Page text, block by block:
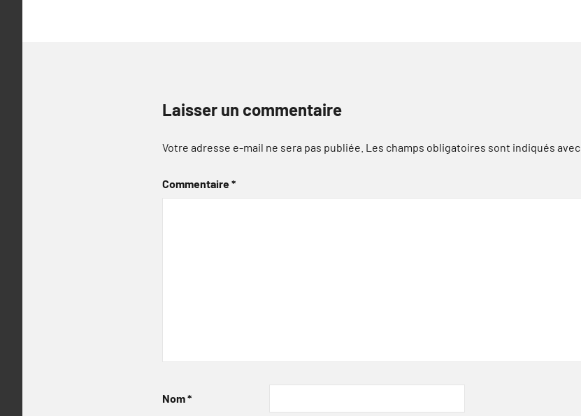
Laisser un commentaire
Votre adresse e-mail ne sera pas publiée. Les champs obligatoires sont indiqués avec
Commentaire*
Nom*